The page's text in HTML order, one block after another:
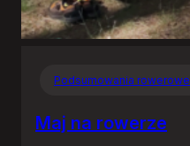
Podsumowania rowerowe
Maj na rowerze